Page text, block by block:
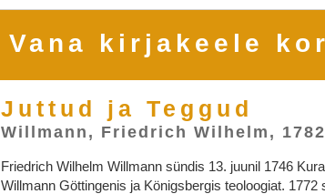
Vana kirjakeele
Juttud ja Teggud
Willmann, Friedrich Wilhelm, 1782
Friedrich Wilhelm Willmann sündis 13. juunil 1746
Willmann Göttingenis ja Königsbergis teoloogiat.